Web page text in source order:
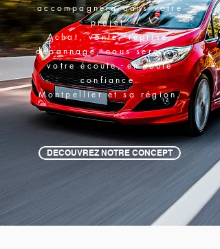
accompagnera dans votre
projet.
Achat, vente, reprise,
dépannage, nous serons à
votre écoute, en toute
confiance.
Montpellier et sa région.
DECOUVREZ NOTRE CONCEPT